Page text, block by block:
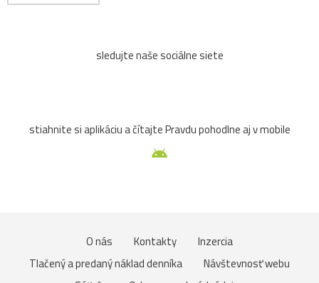
sledujte naše sociálne siete
stiahnite si aplikáciu a čítajte Pravdu pohodlne aj v mobile
O nás Kontakty
Inzercia
Tlačený a predaný náklad denníka
Návštevnosť webu